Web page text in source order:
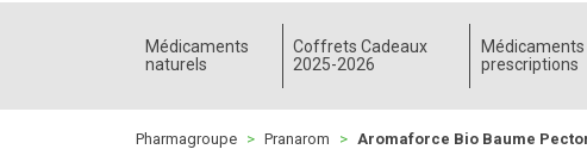
Médicaments
naturels
Coffrets Cadeaux
2025-2026
Médicaments
prescriptions
Pharmagroupe Pranarom Aromaforce Bio Baume